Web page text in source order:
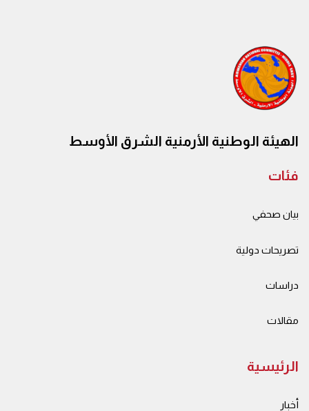
الهيئة الوطنية الأرمنية الشرق الأوسط
فئات
بيان صحفي
تصريحات دولية
دراسات
مقالات
الرئيسية
أخبار